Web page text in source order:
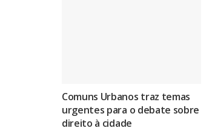
Comuns Urbanos traz temas
urgentes para o debate sobre
direito à cidade